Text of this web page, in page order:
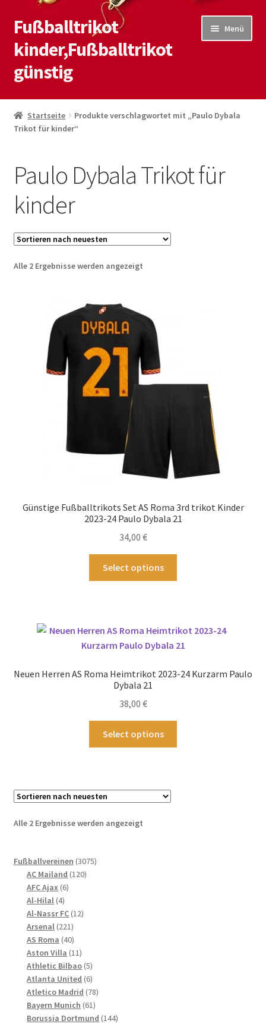
Zur
Navigation
springen
Zum
Inhalt
springen
Fußballtrikot
kinder,Fußballtrikot
günstig
Menü
Start
Blog
Kontaktiere uns
Warenkorb
Startseite
Produkte verschlagwortet mit „Paulo Dybala
Trikot für kinder“
Paulo Dybala Trikot für
kinder
Alle 2 Ergebnisse werden angezeigtNach
Günstige Fußballtrikots Set AS Roma 3rd trikot Kinder
2023-24 Paulo Dybala 21
34,00 €
Select options
auf.
Die
können
Produktseite
Neuen Herren AS Roma Heimtrikot 2023-24 Kurzarm Paulo
Dybala 21
38,00 €
Select options
Alle 2 Ergebnisse werden angezeigtNach
Fußballvereinen 30753075
AC Mailand 120120
AFC Ajax 66
Al-Hilal 44
Produkte
Al-Nassr FC 1212
Arsenal 221221
Produkte
AS Roma 4040
Produkte
Aston Villa 1111
Produkte
Athletic Bilbao 55
Produkte
Atlanta United 66
Produkte
Atletico Madrid 7878
Bayern Munich 6161
Produkte
Borussia Dortmund 144144